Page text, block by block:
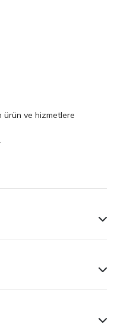
ürün ve hizmetlere